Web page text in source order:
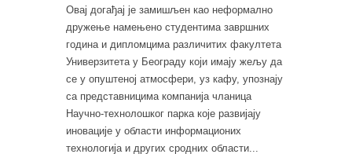
Овај догађај је замишљен као неформално
дружење намењено студентима завршних
година и дипломцима различитих факултета
Универзитета у Београду који имају жељу да
се у опуштеној атмосфери, уз кафу, упознају
са представницима компанија чланица
Научно-технолошког парка које развијају
иновације у области информационих
технологија и других сродних области...